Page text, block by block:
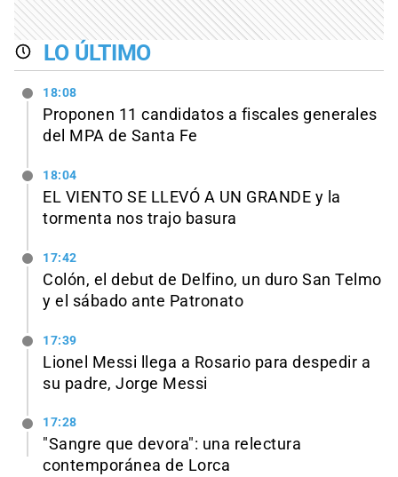
LO ÚLTIMO
18:08
Proponen 11 candidatos a fiscales generales
del MPA de Santa Fe
18:04
EL VIENTO SE LLEVÓ A UN GRANDE y la
tormenta nos trajo basura
17:42
Colón, el debut de Delfino, un duro San Telmo
y el sábado ante Patronato
17:39
Lionel Messi llega a Rosario para despedir a
su padre, Jorge Messi
17:28
"Sangre que devora": una relectura
contemporánea de Lorca